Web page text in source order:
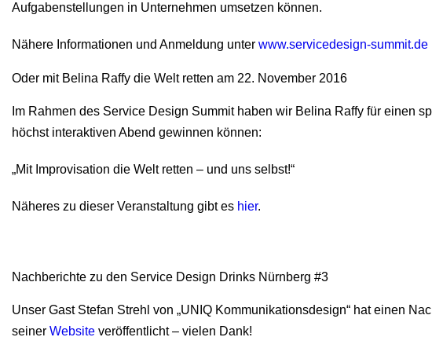
Aufgabenstellungen in Unternehmen umsetzen können.
Nähere Informationen und Anmeldung unter www.servicedesign-summit.de
Oder mit Belina Raffy die Welt retten am 22. November 2016
Im Rahmen des Service Design Summit haben wir Belina Raffy für einen
höchst interaktiven Abend gewinnen können:
„Mit Improvisation die Welt retten – und uns selbst!“
Näheres zu dieser Veranstaltung gibt es hier.
Nachberichte zu den Service Design Drinks Nürnberg #3
Unser Gast Stefan Strehl von „UNIQ Kommunikationsdesign“ hat einen
seiner Website veröffentlicht – vielen Dank!